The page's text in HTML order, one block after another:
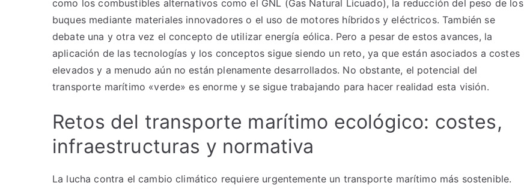
como los combustibles alternativos como el GNL (Gas Natural Licuado), la reducción del peso de los
buques mediante materiales innovadores o el uso de motores híbridos y eléctricos. También se
debate una y otra vez el concepto de utilizar energía eólica. Pero a pesar de estos avances, la
aplicación de las tecnologías y los conceptos sigue siendo un reto, ya que están asociados a costes
elevados y a menudo aún no están plenamente desarrollados. No obstante, el potencial del
transporte marítimo «verde» es enorme y se sigue trabajando para hacer realidad esta visión.
Retos del transporte marítimo ecológico: costes,
infraestructuras y normativa
La lucha contra el cambio climático requiere urgentemente un transporte marítimo más sostenible.